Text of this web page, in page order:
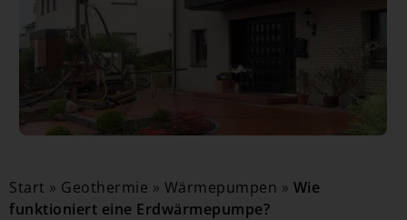
Start » Geothermie » Wärmepumpen » Wie
funktioniert eine Erdwärmepumpe?